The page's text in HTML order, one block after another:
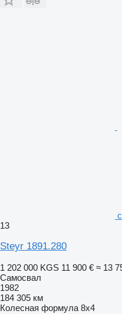
13
Steyr 1891.280
1 202 000 KGS 11 900 € ≈ 13
Самосвал
1982
184 305 км
Колесная формула 8x4